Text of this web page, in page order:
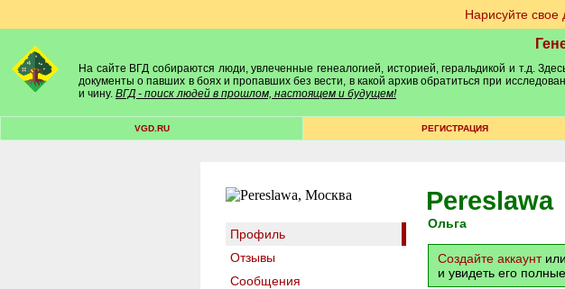
Нарисуйте свое
На сайте ВГД собираются люди, увлеченные генеалогией, историей, геральдикой и т.д.
документы о павших в боях и пропавших без вести, в какой архив обратиться при
и чину. ВГД - поиск людей в прошлом, настоящем и будущем!
VGD.RU РЕГИСТРАЦИЯ
Профиль
Отзывы
Сообщения
Pereslawa
Ольга
Создайте аккаунтили
и увидеть его полные